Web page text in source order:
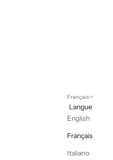
Français
Langue
English
Français
Italiano